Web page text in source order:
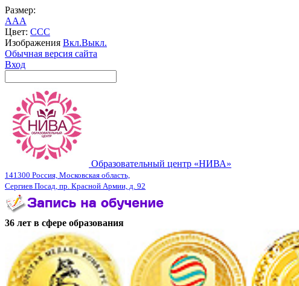
Размер:
AAA
Цвет: CCC
Изображения Вкл.Выкл.
Обычная версия сайта
Вход
Образовательный центр «НИВА»
141300 Россия, Московская область,
Сергиев Посад, пр. Красной Армии, д. 92
36 лет в сфере образования